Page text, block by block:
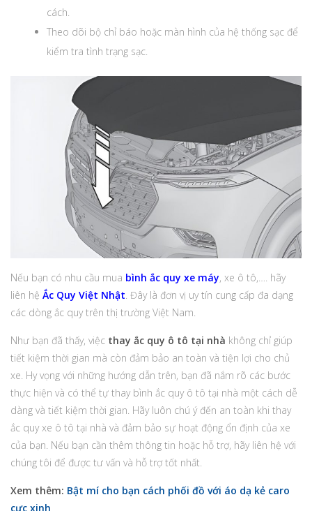
cách.
Theo dõi bộ chỉ báo hoặc màn hình của hệ thống sạc để
kiểm tra tình trạng sạc.
Nếu bạn có nhu cầu mua bình ắc quy xe máy, xe ô tô,…. hãy
liên hệ Ắc Quy Việt Nhật. Đây là đơn vị uy tín cung cấp đa dạng
các dòng ắc quy trên thị trường Việt Nam.
Như bạn đã thấy, việc thay ắc quy ô tô tại nhà không chỉ giúp
tiết kiệm thời gian mà còn đảm bảo an toàn và tiện lợi cho chủ
xe. Hy vọng với những hướng dẫn trên, bạn đã nắm rõ các bước
thực hiện và có thể tự thay bình ắc quy ô tô tại nhà một cách dễ
dàng và tiết kiệm thời gian. Hãy luôn chú ý đến an toàn khi thay
ắc quy xe ô tô tại nhà và đảm bảo sự hoạt động ổn định của xe
của bạn. Nếu bạn cần thêm thông tin hoặc hỗ trợ, hãy liên hệ với
chúng tôi để được tư vấn và hỗ trợ tốt nhất.
Xem thêm: Bật mí cho bạn cách phối đồ với áo dạ kẻ caro
cực xinh